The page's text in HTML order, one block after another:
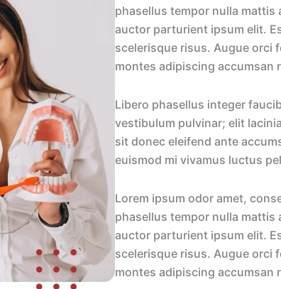
phasellus tempor nulla mattis
auctor parturient ipsum elit.
scelerisque risus. Augue orci
montes adipiscing accumsan
Libero phasellus integer
vestibulum pulvinar; elit
sit donec eleifend ante
euismod mi vivamus luctus
Lorem ipsum odor amet,
phasellus tempor nulla mattis
auctor parturient ipsum elit.
scelerisque risus. Augue orci
montes adipiscing accumsan